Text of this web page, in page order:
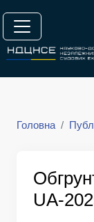
Головна
UA-